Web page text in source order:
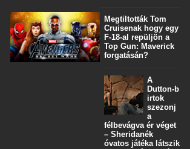
Megtiltották Tom
Cruisenak hogy egy
F-18-al repüljön a
Top Gun: Maverick
forgatásán?
A
Dutton‑b
irtok
szezonj
a
félbevágva ér véget
– Sheridanék
óvatos játéka látszik